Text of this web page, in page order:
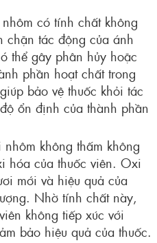
có tính chất không
chặn tác động của ánh
thể gây phân hủy hoặc
phần hoạt chất trong
bảo vệ thuốc khỏi tác
ổn định của thành phần
không thấm không
hóa của thuốc viên. Oxi
mới và hiệu quả của
Nhờ tính chất này,
không tiếp xúc với
bảo hiệu quả của thuốc.